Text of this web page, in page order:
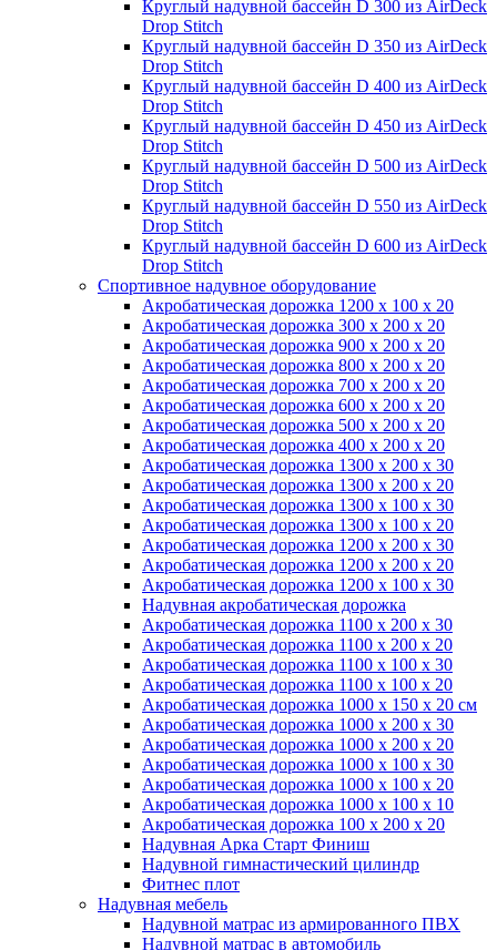
Круглый надувной бассейн D 300 из AirDeck
Drop Stitch
Круглый надувной бассейн D 350 из AirDeck
Drop Stitch
Круглый надувной бассейн D 400 из AirDeck
Drop Stitch
Круглый надувной бассейн D 450 из AirDeck
Drop Stitch
Круглый надувной бассейн D 500 из AirDeck
Drop Stitch
Круглый надувной бассейн D 550 из AirDeck
Drop Stitch
Круглый надувной бассейн D 600 из AirDeck
Drop Stitch
Спортивное надувное оборудование
Акробатическая дорожка 1200 x 100 x 20
Акробатическая дорожка 300 x 200 x 20
Акробатическая дорожка 900 x 200 x 20
Акробатическая дорожка 800 x 200 x 20
Акробатическая дорожка 700 x 200 x 20
Акробатическая дорожка 600 x 200 x 20
Акробатическая дорожка 500 x 200 x 20
Акробатическая дорожка 400 x 200 x 20
Акробатическая дорожка 1300 x 200 x 30
Акробатическая дорожка 1300 x 200 x 20
Акробатическая дорожка 1300 x 100 x 30
Акробатическая дорожка 1300 x 100 x 20
Акробатическая дорожка 1200 x 200 x 30
Акробатическая дорожка 1200 x 200 x 20
Акробатическая дорожка 1200 x 100 x 30
Надувная акробатическая дорожка
Акробатическая дорожка 1100 x 200 x 30
Акробатическая дорожка 1100 x 200 x 20
Акробатическая дорожка 1100 x 100 x 30
Акробатическая дорожка 1100 x 100 x 20
Акробатическая дорожка 1000 x 150 x 20 см
Акробатическая дорожка 1000 x 200 x 30
Акробатическая дорожка 1000 x 200 x 20
Акробатическая дорожка 1000 x 100 x 30
Акробатическая дорожка 1000 x 100 x 20
Акробатическая дорожка 1000 x 100 x 10
Акробатическая дорожка 100 x 200 x 20
Надувная Арка Старт Финиш
Надувной гимнастический цилиндр
Фитнес плот
Надувная мебель
Надувной матрас из армированного ПВХ
Надувной матрас в автомобиль